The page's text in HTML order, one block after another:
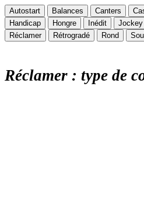
Autostart Balances Canters
Handicap
Hongre Inédit Jockey
Réclamer
Rétrogradé Rond
Réclamer : type de